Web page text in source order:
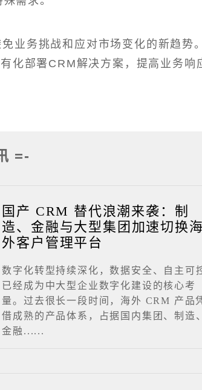
业务挑战和应对市场变化的新趋势
化部署CRM解决方案，提高业务响
=-
国产 CRM 替代浪潮来袭：制
造、金融与大型集团加速切换海
外客户管理平台
数字化转型持续深化，数据安全、自主可
已经成为中大型企业数字化建设的核心考
量。过去很长一段时间，海外 CRM 产品
借成熟的产品体系，占据国内集团、制造、
金融......